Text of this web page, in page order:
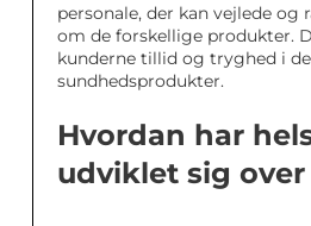
personale, der kan vejlede og
om de forskellige produkter.
kunderne tillid og tryghed i
sundhedsprodukter.
Hvordan har
udviklet sig